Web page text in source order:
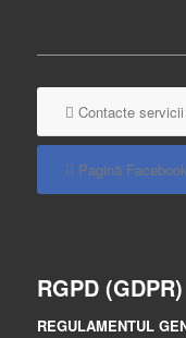
Contacte
Pagină Facebook
RGPD (GDPR)
REGULAMENTUL